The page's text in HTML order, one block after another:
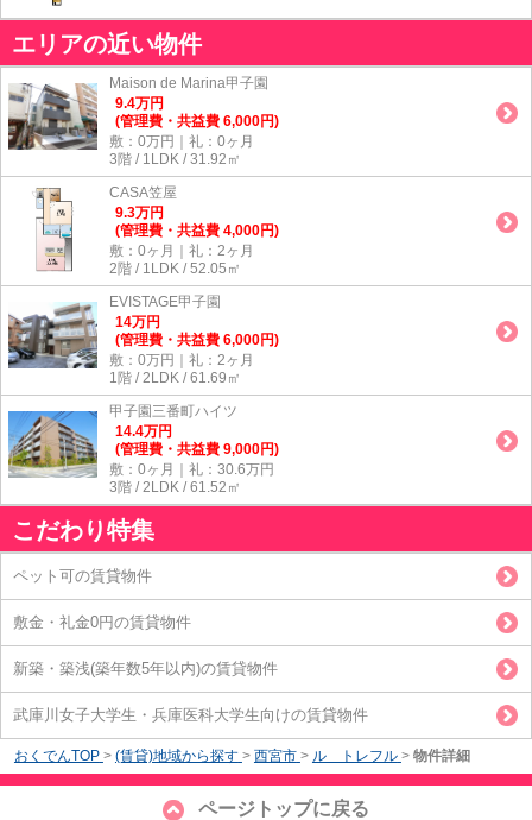
エリアの近い物件
Maison de Marina甲子園
9.4万円
(管理費・共益費 6,000円)
敷：0万円｜礼：0ヶ月
3階 / 1LDK / 31.92㎡
CASA笠屋
9.3万円
(管理費・共益費 4,000円)
敷：0ヶ月｜礼：2ヶ月
2階 / 1LDK / 52.05㎡
EVISTAGE甲子園
14万円
(管理費・共益費 6,000円)
敷：0万円｜礼：2ヶ月
1階 / 2LDK / 61.69㎡
甲子園三番町ハイツ
14.4万円
(管理費・共益費 9,000円)
敷：0ヶ月｜礼：30.6万円
3階 / 2LDK / 61.52㎡
こだわり特集
ペット可の賃貸物件
敷金・礼金0円の賃貸物件
新築・築浅(築年数5年以内)の賃貸物件
武庫川女子大学生・兵庫医科大学生向けの賃貸物件
おくでんTOP > (賃貸)地域から探す > 西宮市 > ル トレフル > 物件詳細
ページトップに戻る